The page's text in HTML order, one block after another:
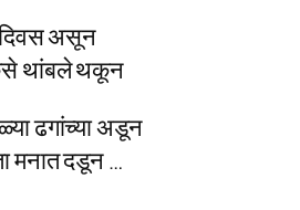
असून
थांबले थकून
ढगांच्या अडून
दडून …